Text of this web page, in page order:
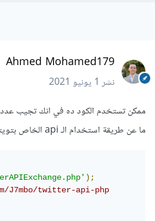
Ahmed Mohamed179
نشر1 يونيو 2021
ممكن تستخدم الكود ده في انك تجيب
ما عن طريقة استخدام الـ api الخاص بتويتر وتعمله GET
);
J7mbo/twitter-api-php